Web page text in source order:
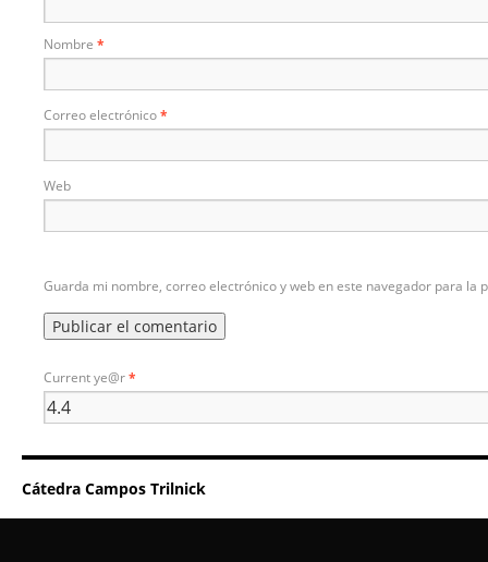
Nombre *
Correo electrónico*
Web
Guarda mi nombre, correo electrónico y web en este navegador para la
Current ye@r*
Cátedra Campos Trilnick